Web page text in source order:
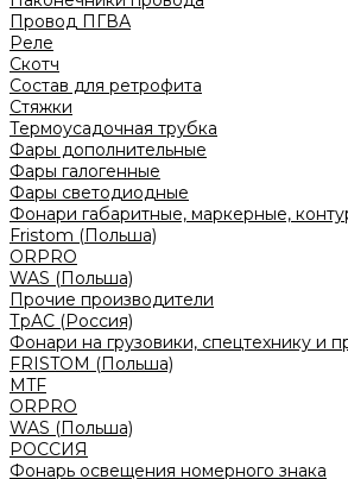
Провод ПГВА
Реле
Скотч
Состав для ретрофита
Стяжки
Термоусадочная трубка
Фары дополнительные
Фары галогенные
Фары светодиодные
Фонари габаритные, маркерные,
Fristom (Польша)
ORPRO
WAS (Польша)
Прочие производители
ТрАС (Россия)
Фонари на грузовики, спецтехнику и
FRISTOM (Польша)
MTF
ORPRO
WAS (Польша)
РОССИЯ
Фонарь освещения номерного знака